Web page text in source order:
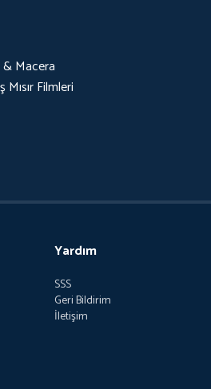
Macera
Mısır Filmleri
Yardım
SSS
Geri Bildirim
İletişim